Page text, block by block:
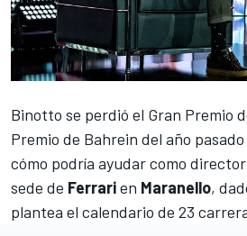
Binotto se perdió el Gran Premio
Premio de Bahrein del año
cómo podría ayudar como
sede de Ferrarien Maranello,
plantea el calendario de 23